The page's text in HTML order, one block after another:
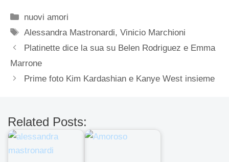
Categorie
nuovi amori
Tag
Alessandra Mastronardi,Vinicio Marchioni
Platinette dice la sua su Belen Rodriguez e Emma
Marrone
Prime foto Kim Kardashian e Kanye West insieme
Related Posts: